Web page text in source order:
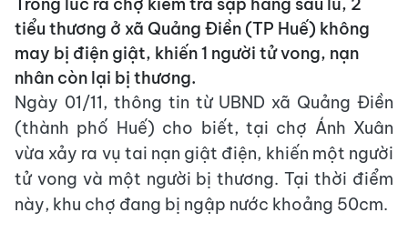
tiểu thương ở xã Quảng Điền (TP Huế) không
may bị điện giật, khiến 1 người tử vong, nạn
nhân còn lại bị thương.
Ngày 01/11, thông tin từ UBND xã Quảng Điền
(thành phố Huế) cho biết, tại chợ Ánh Xuân
vừa xảy ra vụ tai nạn giật điện, khiến một người
tử vong và một người bị thương. Tại thời điểm
này, khu chợ đang bị ngập nước khoảng 50cm.